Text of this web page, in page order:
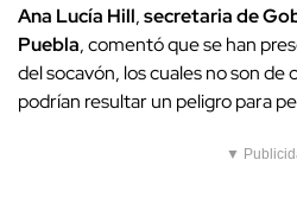
Ana Lucía Hill,secretaria de
Puebla, comentó que se han
del socavón, los cuales no son de
podrían resultar un peligro para
▼